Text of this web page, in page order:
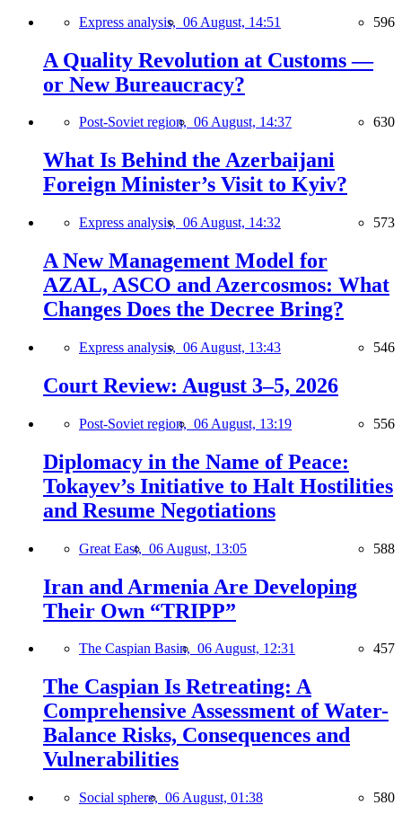
Express analysis, 06 August, 14:51 596
A Quality Revolution at Customs —
or New Bureaucracy?
Post-Soviet region, 06 August, 14:37 630
What Is Behind the Azerbaijani
Foreign Minister’s Visit to Kyiv?
Express analysis, 06 August, 14:32 573
A New Management Model for
AZAL, ASCO and Azercosmos: What
Changes Does the Decree Bring?
Express analysis, 06 August, 13:43 546
Court Review: August 3–5, 2026
Post-Soviet region, 06 August, 13:19 556
Diplomacy in the Name of Peace:
Tokayev’s Initiative to Halt Hostilities
and Resume Negotiations
Great East, 06 August, 13:05 588
Iran and Armenia Are Developing
Their Own “TRIPP”
The Caspian Basin, 06 August, 12:31 457
The Caspian Is Retreating: A
Comprehensive Assessment of Water-
Balance Risks, Consequences and
Vulnerabilities
Social sphere, 06 August, 01:38 580